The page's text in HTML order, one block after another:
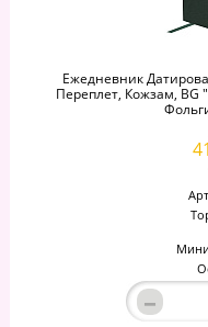
Ежедневник
Переплет, Кожзам, BG
–